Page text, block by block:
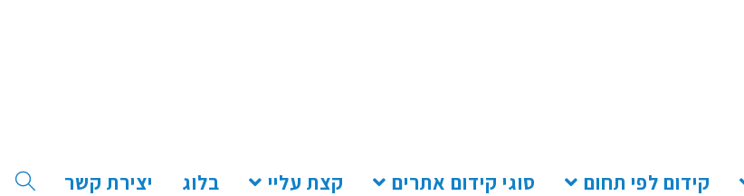
קידום לפי תחום סוגי קידום אתרים קצת עליי בלוג יצירת קשר